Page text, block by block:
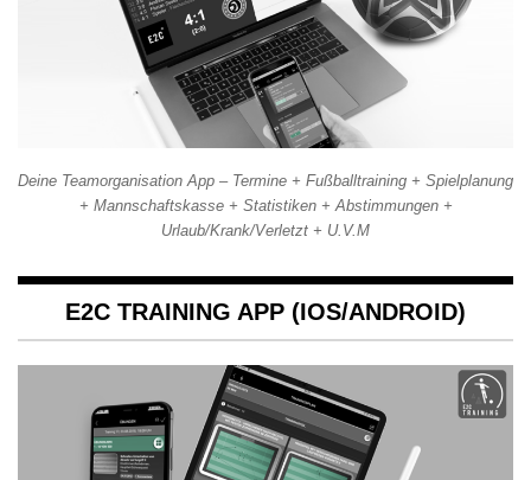
Deine Teamorganisation App – Termine + Fußballtraining + Spielplanung
+ Mannschaftskasse + Statistiken + Abstimmungen +
Urlaub/Krank/Verletzt + U.V.M
E2C TRAINING APP (IOS/ANDROID)